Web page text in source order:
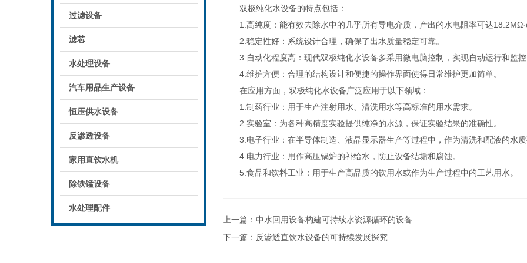
过滤设备
滤芯
水处理设备
汽车用品生产设备
恒压供水设备
反渗透设备
家用直饮水机
除铁锰设备
水处理配件
双极纯化水设备的特点包括：
1.高纯度：能有效去除水中的几乎所有导电介质，产出的水电阻率可达
2.稳定性好：系统设计合理，确保了出水质量稳定可靠。
3.自动化程度高：现代双极纯化水设备多采用微电脑控制，实现自动运行和监控
4.维护方便：合理的结构设计和便捷的操作界面使得日常维护更加简单。
在应用方面，双极纯化水设备广泛应用于以下领域：
1.制药行业：用于生产注射用水、清洗用水等高标准的用水需求。
2.实验室：为各种高精度实验提供纯净的水源，保证实验结果的准确性。
3.电子行业：在半导体制造、液晶显示器生产等过程中，作为清洗和配液的水质
4.电力行业：用作高压锅炉的补给水，防止设备结垢和腐蚀。
5.食品和饮料工业：用于生产高品质的饮用水或作为生产过程中的工艺用水。
上一篇： 中水回用设备构建可持续水资源循环的设备
下一篇： 反渗透直饮水设备的可持续发展探究